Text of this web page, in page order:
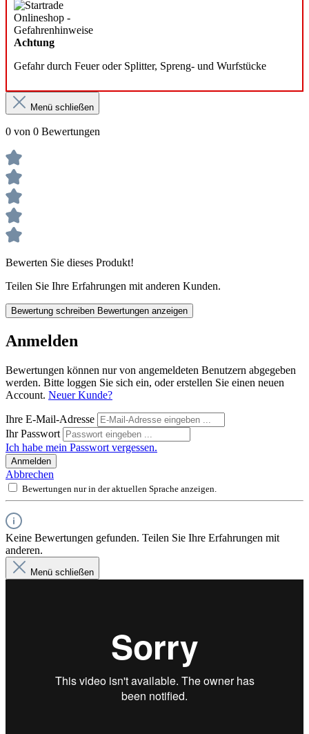
Achtung
Gefahr durch Feuer oder Splitter, Spreng- und Wurfstücke
Menü schließen
0 von 0 Bewertungen
Bewerten Sie dieses Produkt!
Teilen Sie Ihre Erfahrungen mit anderen Kunden.
Bewertung schreiben Bewertungen anzeigen
Anmelden
Bewertungen können nur von angemeldeten Benutzern abgegeben
werden. Bitte loggen Sie sich ein, oder erstellen Sie einen neuen
Account. Neuer Kunde?
Ihre E-Mail-Adresse
Ihr Passwort
Ich habe mein Passwort vergessen.
Anmelden
Abbrechen
Bewertungen nur in der aktuellen Sprache anzeigen.
Keine Bewertungen gefunden. Teilen Sie Ihre Erfahrungen mit
anderen.
Menü schließen